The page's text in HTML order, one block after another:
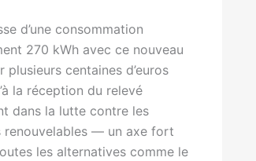
d’une consommation
270 kWh avec ce nouveau
centaines d’euros
la réception du relevé
dans la lutte contre les
renouvelables — un axe fort
les alternatives comme le